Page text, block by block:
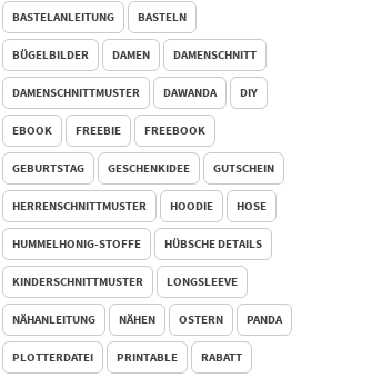
BASTELANLEITUNG BASTELN
BÜGELBILDER DAMEN DAMENSCHNITT
DAMENSCHNITTMUSTER DAWANDA DIY
EBOOK FREEBIE FREEBOOK
GEBURTSTAG GESCHENKIDEE GUTSCHEIN
HERRENSCHNITTMUSTER HOODIE HOSE
HUMMELHONIG-STOFFE HÜBSCHE DETAILS
KINDERSCHNITTMUSTER LONGSLEEVE
NÄHANLEITUNG NÄHEN OSTERN PANDA
PLOTTERDATEI PRINTABLE RABATT